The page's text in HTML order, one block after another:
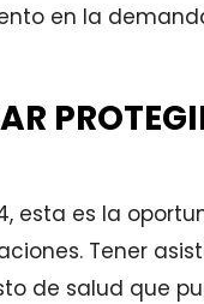
en la
esta es la
Tener
de salud que